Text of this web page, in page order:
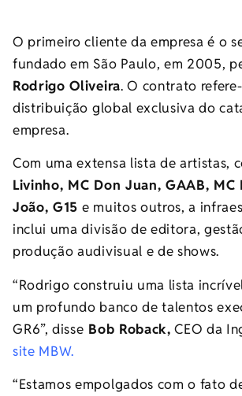
O primeiro cliente da empresa é o
fundado em São Paulo, em 2005,
Rodrigo Oliveira. O contrato
distribuição global exclusiva do
empresa.
Com uma extensa lista de artistas,
Livinho, MC Don Juan, GAAB, MC
João, G15 e muitos outros, a
inclui uma divisão de editora,
produção audivisual e de shows.
“Rodrigo construiu uma lista
um profundo banco de talentos
GR6”, disse Bob Roback, CEO da
site MBW.
“Estamos empolgados com o fato